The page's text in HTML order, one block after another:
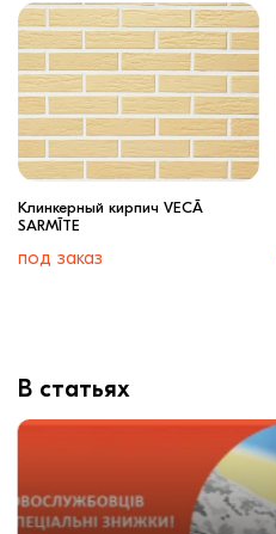
Клинкерный кирпич VECĀ
SARMĪTE
под заказ
В статьях